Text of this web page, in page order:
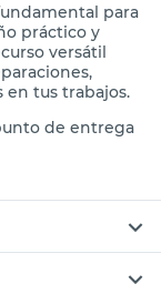
para
práctico y
versátil
tus trabajos.
de entrega